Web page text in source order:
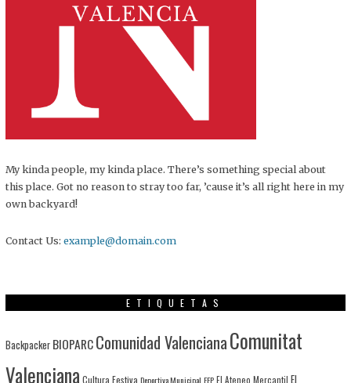
My kinda people, my kinda place. There’s something special about
this place. Got no reason to stray too far, ’cause it’s all right here in my
own backyard!
Contact Us: example@domain.com
ETIQUETAS
Backpacker BIOPARCComunidad ValencianaComunitat
Valenciana Cultura Festiva Deportiva Municipal EEP El Ateneo Mercantil El